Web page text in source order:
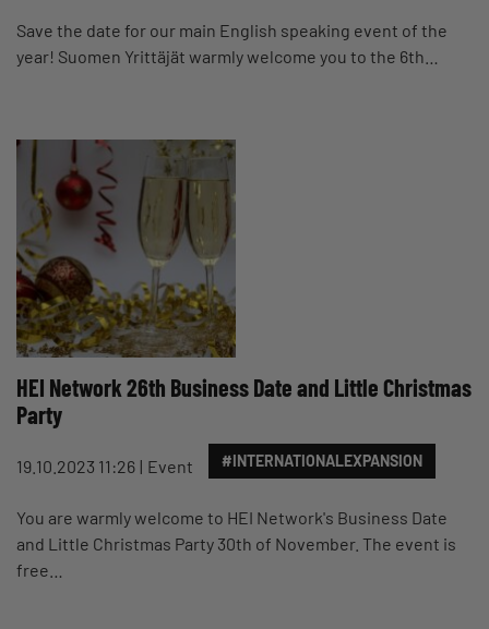
Save the date for our main English speaking event of the
year! Suomen Yrittäjät warmly welcome you to the 6th…
HEI Network 26th Business Date and Little Christmas
Party
19.10.2023 11:26 Event #INTERNATIONALEXPANSION
You are warmly welcome to HEI Network's Business Date
and Little Christmas Party 30th of November. The event is
free…